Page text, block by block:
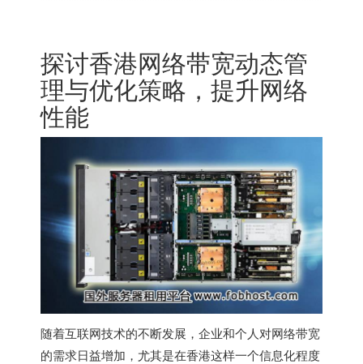
探讨香港网络带宽动态管
理与优化策略，提升网络
性能
随着互联网技术的不断发展，企业和个人对网络带宽
的需求日益增加，尤其是在香港这样一个信息化程度